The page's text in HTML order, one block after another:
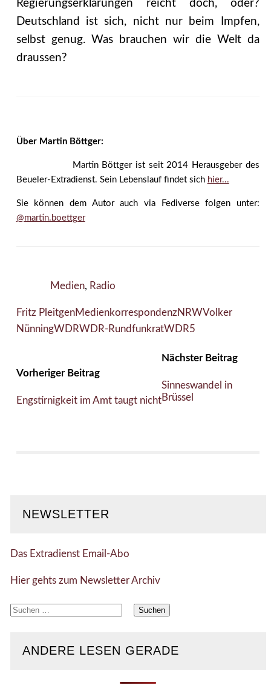
Regierungserklärungen reicht doch, oder?
Deutschland ist sich, nicht nur beim Impfen,
selbst genug. Was brauchen wir die Welt da
draussen?
Über Martin Böttger:
Martin Böttger ist seit 2014 Herausgeber des
Beueler-Extradienst. Sein Lebenslauf findet sich hier...
Sie können dem Autor auch via Fediverse folgen unter:
@martin.boettger
Medien, Radio
Fritz PleitgenMedienkorrespondenzNRWVolker
NünningWDRWDR-RundfunkratWDR5
Vorheriger Beitrag
Engstirnigkeit im Amt taugt nicht
Nächster Beitrag
Sinneswandel in
Brüssel
NEWSLETTER
Das Extradienst Email-Abo
Hier gehts zum Newsletter Archiv
Suchen
ANDERE LESEN GERADE